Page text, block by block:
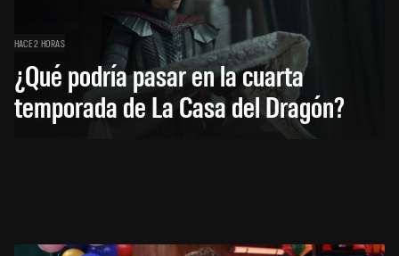
HACE 2 HORAS
¿Qué podría pasar en la cuarta
temporada de La Casa del Dragón?